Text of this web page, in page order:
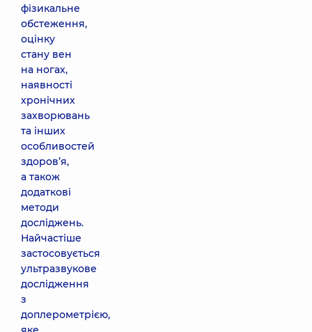
фізикальне
обстеження,
оцінку
стану вен
на ногах,
наявності
хронічних
захворювань
та інших
особливостей
здоров’я,
а також
додаткові
методи
досліджень.
Найчастіше
застосовується
ультразвукове
дослідження
з
доплерометрією,